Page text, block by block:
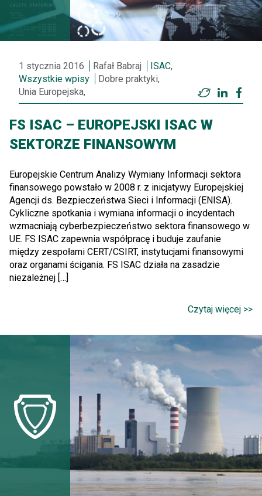
1 stycznia 2016 Rafał Babraj ISAC,
Wszystkie wpisy
Dobre praktyki,
Unia Europejska,
Twitter
FS ISAC – EUROPEJSKI ISAC W
SEKTORZE FINANSOWYM
Europejskie Centrum Analizy Wymiany Informacji sektora
finansowego powstało w 2008 r. z inicjatywy Europejskiej
Agencji ds. Bezpieczeństwa Sieci i Informacji (ENISA).
Cykliczne spotkania i wymiana informacji o incydentach
wzmacniają cyberbezpieczeństwo sektora finansowego w
UE. FS ISAC zapewnia współpracę i buduje zaufanie
między zespołami CERT/CSIRT, instytucjami finansowymi
oraz organami ścigania. FS ISAC działa na zasadzie
niezależnej […]
Czytaj więcej >>